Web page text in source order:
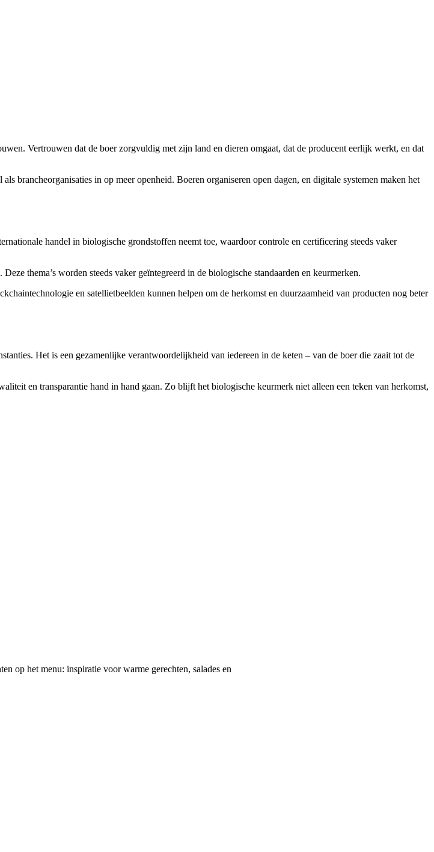
Vertrouwen dat de boer zorgvuldig met zijn land en dieren omgaat, dat de producent eerlijk werkt, en dat
brancheorganisaties in op meer openheid. Boeren organiseren open dagen, en digitale systemen maken het
handel in biologische grondstoffen neemt toe, waardoor controle en certificering steeds vaker
thema’s worden steeds vaker geïntegreerd in de biologische standaarden en keurmerken.
en satellietbeelden kunnen helpen om de herkomst en duurzaamheid van producten nog beter
Het is een gezamenlijke verantwoordelijkheid van iedereen in de keten – van de boer die zaait tot de
en transparantie hand in hand gaan. Zo blijft het biologische keurmerk niet alleen een teken van herkomst,
op het menu: inspiratie voor warme gerechten, salades en